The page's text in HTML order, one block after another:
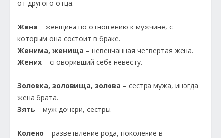
от другого отца.
Жена – женщина по отношению к мужчине, с
которым она состоит в браке.
Женима, женища – невенчанная четвертая жена.
Жених – сговоривший себе невесту.
Золовка, золовища, золова – сестра мужа, иногда
жена брата.
Зять – муж дочери, сестры.
Колено – разветвление рода, поколение в